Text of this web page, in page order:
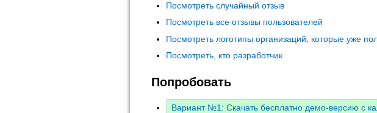
Посмотреть случайный отзыв
Посмотреть все отзывы пользователей
Посмотреть логотипы организаций, которые уже
Посмотреть, кто разработчик
Попробовать
Вариант №1: Скачать бесплатно демо-версию с